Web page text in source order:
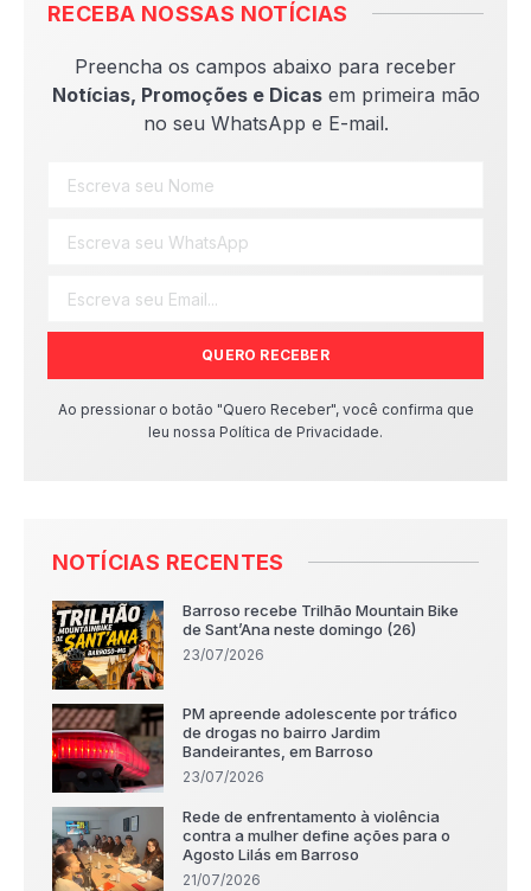
RECEBA NOSSAS NOTÍCIAS
Preencha os campos abaixo para receber
Notícias, Promoções e Dicasem primeira mão
no seu WhatsApp e E-mail.
QUERO RECEBER
Ao pressionar o botão "Quero Receber", você confirma que
leu nossa Política de Privacidade.
NOTÍCIAS RECENTES
Barroso recebe Trilhão Mountain Bike
de Sant’Ana neste domingo (26)
23/07/2026
PM apreende adolescente por tráfico
de drogas no bairro Jardim
Bandeirantes, em Barroso
23/07/2026
Rede de enfrentamento à violência
contra a mulher define ações para o
Agosto Lilás em Barroso
21/07/2026